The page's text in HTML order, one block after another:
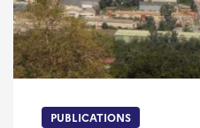
PUBLICATIONS